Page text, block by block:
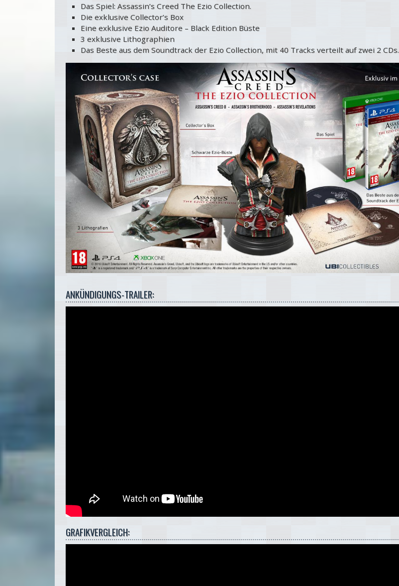
Das Spiel: Assassin’s Creed The Ezio Collection.
Die exklusive Collector’s Box
Eine exklusive Ezio Auditore – Black Edition Büste
3 exklusive Lithographien
Das Beste aus dem Soundtrack der Ezio Collection, mit 40 Tracks verteilt auf zwei 2 CDs.
ANKÜNDIGUNGS-TRAILER:
GRAFIKVERGLEICH: